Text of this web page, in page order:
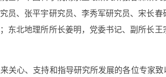
、张平宇研究员、李秀军研究员、宋长
东北地理所所长姜明，党委书记、副所长
关心、支持和指导研究所发展的各位专家致